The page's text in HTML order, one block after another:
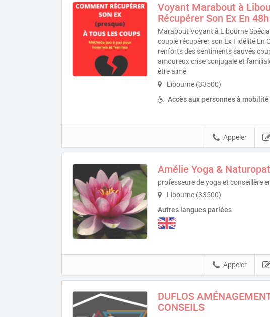
Voyant Marabout à
Récupérer Son Ex En 48h
Marabout Voyant à Libourne
couple récupérer son Ex Fidélité En
renforts des sentiments sauvés
amoureux crise conjugale et
être aimé
Libourne (33500)
Accès aux personnes à
Appeler
Amélie Yoga &
professeure de yoga et conseillère
Libourne (33500)
Autres langues parlées
Appeler
DUFLOS
CONSEILS